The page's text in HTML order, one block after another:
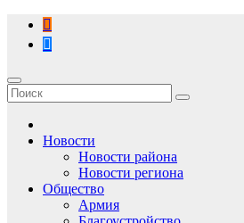
Перейти
содержимому
Новости
Новости района
Новости региона
Общество
Армия